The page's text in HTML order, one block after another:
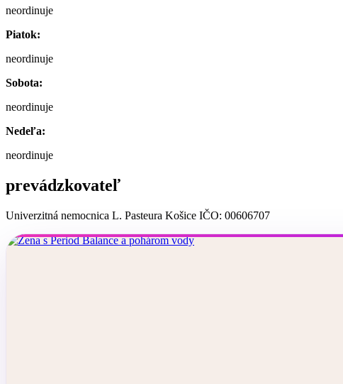
neordinuje
Piatok:
neordinuje
Sobota:
neordinuje
Nedeľa:
neordinuje
prevádzkovateľ
Univerzitná nemocnica L. Pasteura Košice IČO: 00606707